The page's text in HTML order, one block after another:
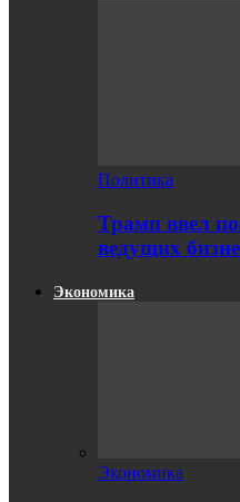
Политика
Трамп ввел
ведущих
Экономика
Экономика